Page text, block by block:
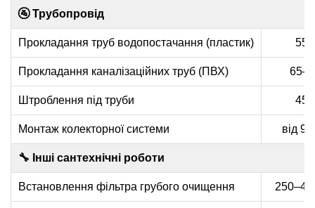
🚰 Трубопровід
Прокладання труб водопостачання (пластик)
Прокладання каналізаційних труб (ПВХ)
Штроблення під труби
Монтаж колекторної системи від
🔧 Інші сантехнічні роботи
Встановлення фільтра грубого очищення